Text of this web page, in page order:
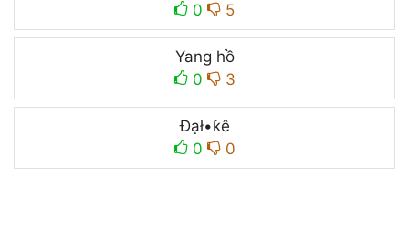
0
5
Yang hồ
0
3
Đạł•ƙê
0
0